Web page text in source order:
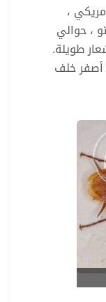
،
، حوالي
طويلة.
أصفر خلف